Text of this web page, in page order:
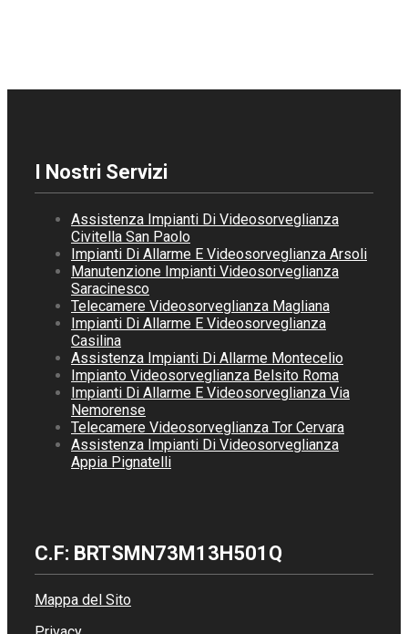
I Nostri Servizi
Assistenza Impianti Di Videosorveglianza
Civitella San Paolo
Impianti Di Allarme E Videosorveglianza Arsoli
Manutenzione Impianti Videosorveglianza
Saracinesco
Telecamere Videosorveglianza Magliana
Impianti Di Allarme E Videosorveglianza
Casilina
Assistenza Impianti Di Allarme Montecelio
Impianto Videosorveglianza Belsito Roma
Impianti Di Allarme E Videosorveglianza Via
Nemorense
Telecamere Videosorveglianza Tor Cervara
Assistenza Impianti Di Videosorveglianza
Appia Pignatelli
C.F: BRTSMN73M13H501Q
Mappa del Sito